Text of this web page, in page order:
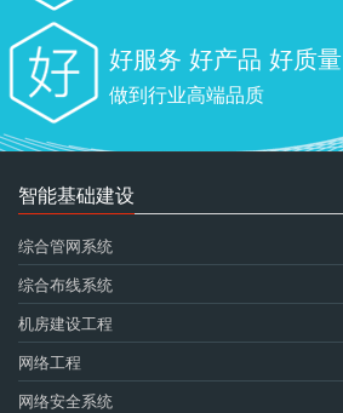
好服务 好产品 好质量
做到行业高端品质
智能基础建设
综合管网系统
综合布线系统
机房建设工程
网络工程
网络安全系统